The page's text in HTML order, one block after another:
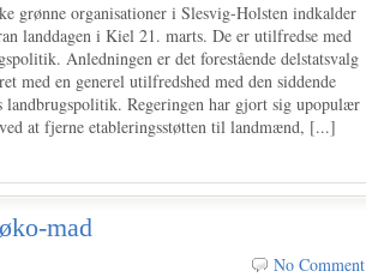
grønne organisationer i Slesvig-Holsten indkalder
landdagen i Kiel 21. marts. De er utilfredse med
Anledningen er det forestående delstatsvalg
med en generel utilfredshed med den siddende
landbrugspolitik. Regeringen har gjort sig upopulær
at fjerne etableringsstøtten til landmænd, [...]
mad
No Comment